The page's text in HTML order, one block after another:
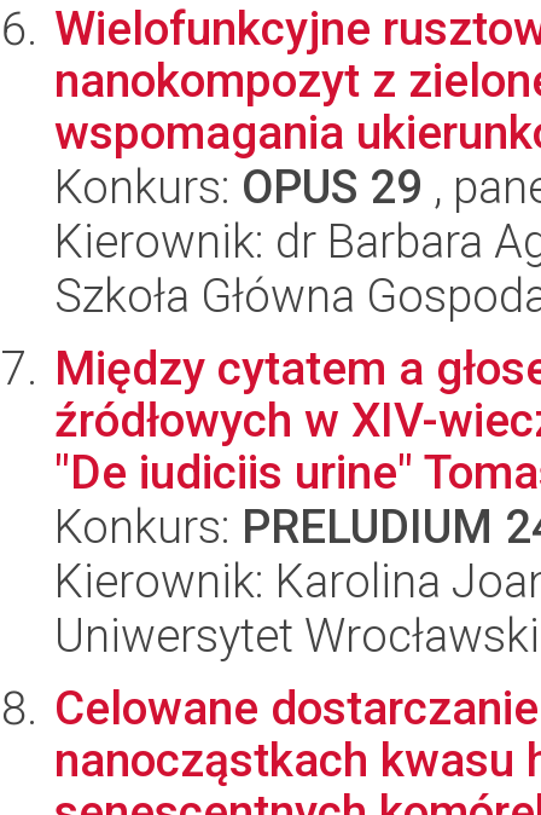
Wielofunkcyjne
nanokompozyt z
wspomagania
Konkurs: OPUS 29 ,
Kierownik: dr Barbara
Szkoła Główna
Między cytatem a
źródłowych w XIV-
"De iudiciis urine"
Konkurs: PRELUDIUM
Kierownik: Karolina
Uniwersytet Wrocławski
Celowane
nanocząstkach kwasu